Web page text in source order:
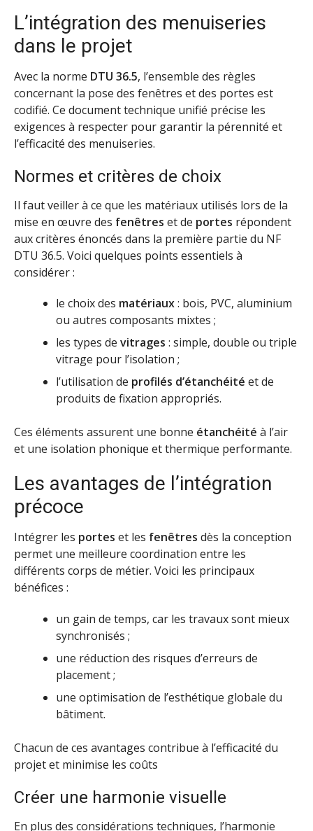
L’intégration des menuiseries
dans le projet
Avec la norme DTU 36.5, l’ensemble des règles
concernant la pose des fenêtres et des portes est
codifié. Ce document technique unifié précise les
exigences à respecter pour garantir la pérennité et
l’efficacité des menuiseries.
Normes et critères de choix
Il faut veiller à ce que les matériaux utilisés lors de la
mise en œuvre des fenêtres et de portes répondent
aux critères énoncés dans la première partie du NF
DTU 36.5. Voici quelques points essentiels à
considérer :
le choix des matériaux: bois, PVC, aluminium
ou autres composants mixtes ;
les types de vitrages : simple, double ou triple
vitrage pour l’isolation ;
l’utilisation de profilés d’étanchéité et de
produits de fixation appropriés.
Ces éléments assurent une bonne étanchéité à l’air
et une isolation phonique et thermique performante.
Les avantages de l’intégration
précoce
Intégrer les portes et les fenêtres dès la conception
permet une meilleure coordination entre les
différents corps de métier. Voici les principaux
bénéfices :
un gain de temps, car les travaux sont mieux
synchronisés ;
une réduction des risques d’erreurs de
placement ;
une optimisation de l’esthétique globale du
bâtiment.
Chacun de ces avantages contribue à l’efficacité du
projet et minimise les coûts
Créer une harmonie visuelle
En plus des considérations techniques, l’harmonie